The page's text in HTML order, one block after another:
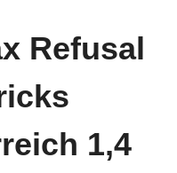
Refusal
1,4